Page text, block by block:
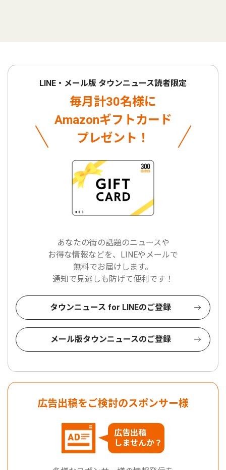
LINE・メール版 タウンニュース読者限定
毎月計30名様に
Amazonギフトカード
プレゼント！
あなたの街の話題のニュースや
お得な情報などを、LINEやメールで
無料でお届けします。
通知で見逃しも防げて便利です！
タウンニュース for LINEのご登録
メール版タウンニュースのご登録
広告出稿をご検討のスポンサー様
広告出稿
しませんか？